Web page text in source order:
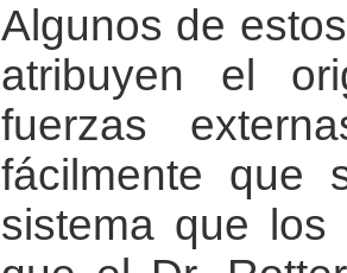
Algunos de
atribuyen el
fuerzas
fácilmente que
sistema que